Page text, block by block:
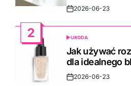
Post2026-06-23
2
POSTED
IN
URODA
Jak używać
dla idealnego
Post2026-06-23